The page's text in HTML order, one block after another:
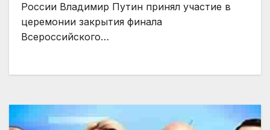
России Владимир Путин принял участие в
церемонии закрытия финала
Всероссийского…